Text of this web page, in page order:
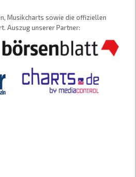
Musikcharts sowie die offiziellen
Auszug unserer Partner: